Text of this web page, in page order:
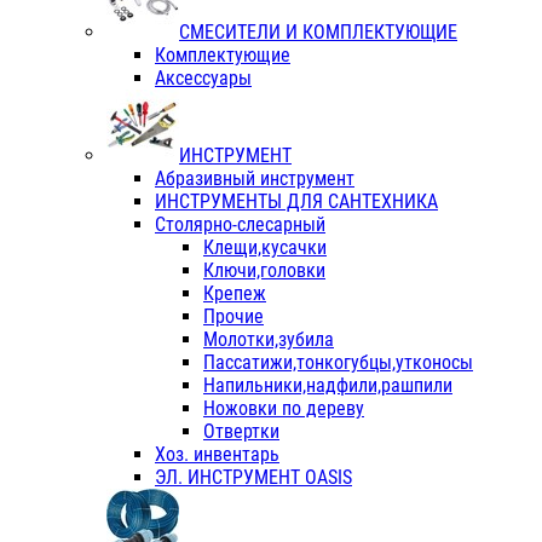
СМЕСИТЕЛИ И КОМПЛЕКТУЮЩИЕ
Комплектующие
Аксессуары
ИНСТРУМЕНТ
Абразивный инструмент
ИНСТРУМЕНТЫ ДЛЯ САНТЕХНИКА
Столярно-слесарный
Клещи,кусачки
Ключи,головки
Крепеж
Прочие
Молотки,зубила
Пассатижи,тонкогубцы,утконосы
Напильники,надфили,рашпили
Ножовки по дереву
Отвертки
Хоз. инвентарь
ЭЛ. ИНСТРУМЕНТ OASIS